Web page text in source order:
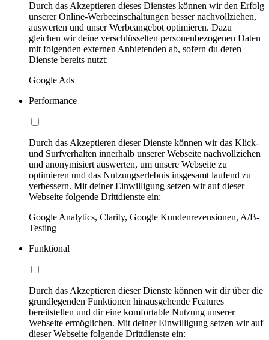
Durch das Akzeptieren dieses Dienstes können wir den Erfolg
unserer Online-Werbeeinschaltungen besser nachvollziehen,
auswerten und unser Werbeangebot optimieren. Dazu
gleichen wir deine verschlüsselten personenbezogenen Daten
mit folgenden externen Anbietenden ab, sofern du deren
Dienste bereits nutzt:
Google Ads
Performance
Durch das Akzeptieren dieser Dienste können wir das Klick-
und Surfverhalten innerhalb unserer Webseite nachvollziehen
und anonymisiert auswerten, um unsere Webseite zu
optimieren und das Nutzungserlebnis insgesamt laufend zu
verbessern. Mit deiner Einwilligung setzen wir auf dieser
Webseite folgende Drittdienste ein:
Google Analytics, Clarity, Google Kundenrezensionen, A/B-
Testing
Funktional
Durch das Akzeptieren dieser Dienste können wir dir über die
grundlegenden Funktionen hinausgehende Features
bereitstellen und dir eine komfortable Nutzung unserer
Webseite ermöglichen. Mit deiner Einwilligung setzen wir auf
dieser Webseite folgende Drittdienste ein: